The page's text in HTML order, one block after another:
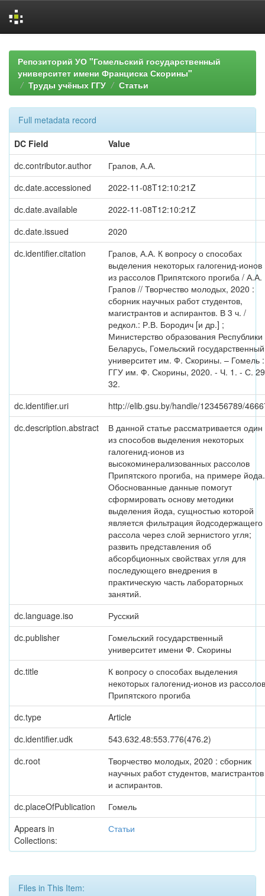
navigationРепозиторий УО "Гомельский государственный
университет имени Франциска Скорины"
Труды учёных ГГУ
Статьи
Full metadata record
DC Field
Value
dc.contributor.author
Грапов, А.А.
dc.date.accessioned
2022-11-08T12:10:21Z
dc.date.available
2022-11-08T12:10:21Z
dc.date.issued
2020
dc.identifier.citation
Грапов, А.А. К вопросу о способах
выделения некоторых галогенид-ионов
из рассолов Припятского прогиба / А.А.
Грапов // Творчество молодых, 2020 :
сборник научных работ студентов,
магистрантов и аспирантов. В 3 ч. /
редкол.: Р.В. Бородич [и др.] ;
Министерство образования Республики
Беларусь, Гомельский государственный
университет им. Ф. Скорины. – Гомель :
ГГУ им. Ф. Скорины, 2020. - Ч. 1. - С.
32.
dc.identifier.uri
http://elib.gsu.by/handle/123456789/
dc.description.abstract
В данной статье рассматривается один
из способов выделения некоторых
галогенид-ионов из
высокоминерализованных рассолов
Припятского прогиба, на примере йода.
Обоснованные данные помогут
сформировать основу методики
выделения йода, сущностью которой
является фильтрация йодсодержащего
рассола через слой зернистого угля;
развить представления об
абсорбционных свойствах угля для
последующего внедрения в
практическую часть лабораторных
занятий.
dc.language.iso
Русский
dc.publisher
Гомельский государственный
университет имени Ф. Скорины
dc.title
К вопросу о способах выделения
некоторых галогенид-ионов из рассолов
Припятского прогиба
dc.type
Article
dc.identifier.udk
543.632.48:553.776(476.2)
dc.root
Творчество молодых, 2020 : сборник
научных работ студентов, магистрантов
и аспирантов.
dc.placeOfPublication
Гомель
Appears in
Collections:
Статьи
Files in This Item: